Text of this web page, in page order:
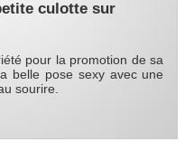
culotte sur
pour la promotion de sa
belle pose sexy avec une
sourire.